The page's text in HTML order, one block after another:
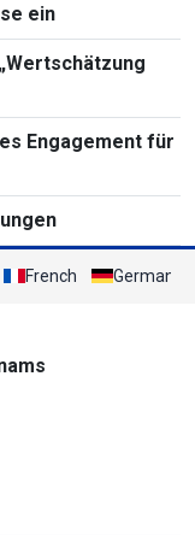
ein
Engagement für
French German